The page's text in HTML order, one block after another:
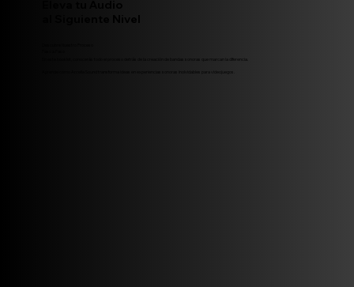
En este booklet, conocerás todo el proceso detrás de la creación de bandas sonoras que marcan la diferencia.